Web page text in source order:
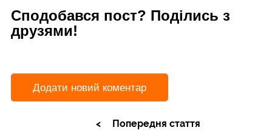
Сподобався пост? Поділись з
друзями!
Додати новий коментар
Попередня стаття